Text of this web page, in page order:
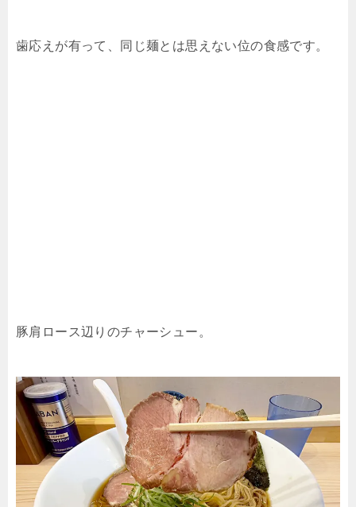
歯応えが有って、同じ麺とは思えない位の食感です。
豚肩ロース辺りのチャーシュー。